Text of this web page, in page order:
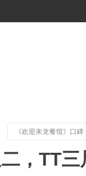
，TT三